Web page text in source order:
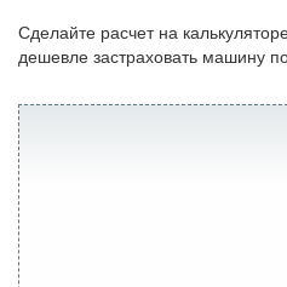
Сделайте расчет на
дешевле застраховать машину